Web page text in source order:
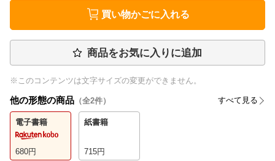
買い物かごに入れる
商品をお気に入りに追加
※このコンテンツは文字サイズの変更ができません。
他の形態の商品 （全2件） すべて見る
電子書籍
680円
紙書籍
715円